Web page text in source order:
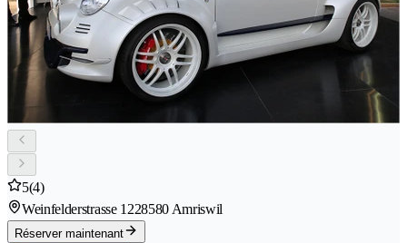
5(4)
Weinfelderstrasse 1228580 Amriswil
Réserver maintenant